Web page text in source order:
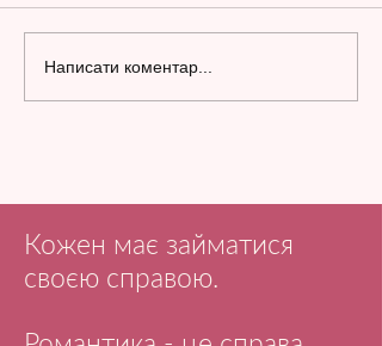
Написати коментар...
Кожен має займатися
своєю справою.